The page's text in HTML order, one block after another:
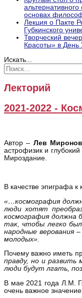
основах
Лекция о Пакте
Губкинского
Творческий
Красоты» в День
Искать...
Лекторий
2021-2022 -
Автор – Лев
астрофизик и
Мироздание.
В качестве эпиграфа
«…космография
люди хотят
космография должна
так, чтобы легко
народные верования
молодых».
Почему важно иметь
правду, но и
люди будут лгать,
В мае 2021 года Л.М.
очень важное значение.